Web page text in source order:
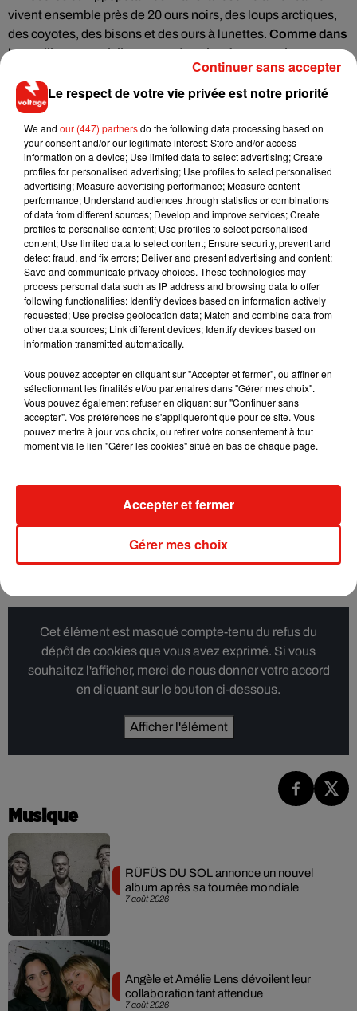
vivent ensemble près de 20 ours noirs, des loups arctiques,
des coyotes, des bisons et des ours à lunettes. Comme dans
leur milieu naturel, ils nagent dans les étangs, grimpent aux
arbres et creusent leurs tanières comme ils le feraient
dans leur forêt.
La tyrolienne au-dessus des lions
Elle donne la possibilité aux plus téméraires d’observer d’en
haut les lions qui vivent dans le safari.La tyrolienne fait 500
haut.
Les sensations fortes sont garanties. Les plus petits pourront
parc en attendant d’être suffisamment grand pour tester la
Cet élément est masqué compte-tenu du refus du
dépôt de cookies que vous avez exprimé. Si vous
souhaitez l'afficher, merci de nous donner votre accord
en cliquant sur le bouton ci-dessous.
Afficher l'élément
Musique
7 août 2026
RÜFÜS DU SOL annonce un nouvel
album après sa tournée mondiale
7 août 2026
Angèle et Amélie Lens dévoilent leur
collaboration tant attendue
Le respect de votre vie privée est notre priorité
We and our (447) partnersdo the following data processing based on
your consent and/or our legitimate interest: Store and/or access
information on a device; Use limited data to select advertising; Create
profiles for personalised advertising; Use profiles to select personalised
advertising; Measure advertising performance; Measure content
performance; Understand audiences through statistics or combinations
of data from different sources; Develop and improve services; Create
profiles to personalise content; Use profiles to select personalised
content; Use limited data to select content; Ensure security, prevent and
detect fraud, and fix errors; Deliver and present advertising and content;
Save and communicate privacy choices. These technologies may
process personal data such as IP address and browsing data to offer
following functionalities: Identify devices based on information actively
requested; Use precise geolocation data; Match and combine data from
other data sources; Link different devices; Identify devices based on
information transmitted automatically.
Vous pouvez accepter en cliquant sur "Accepter et fermer", ou affiner en
sélectionnant les finalités et/ou partenaires dans "Gérer mes choix".
Vous pouvez également refuser en cliquant sur "Continuer sans
accepter". Vos préférences ne s'appliqueront que pour ce site. Vous
pouvez mettre à jour vos choix, ou retirer votre consentement à tout
moment via le lien "Gérer les cookies" situé en bas de chaque page.
Gérer mes choix
Accepter et fermer
Continuer sans accepter